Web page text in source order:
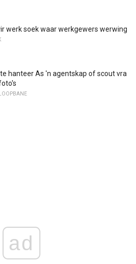
werk soek waar werkgewers werwing
hanteer As 'n agentskap of scout vra
ad